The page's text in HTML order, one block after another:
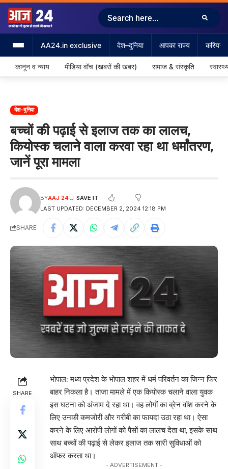
AA24.in exclusive देश–दुनिया आपका राज्य करियर
कानून व न्याय मीडिया वॉच (खबरों की खबर) समाज & संस्कृति
देश–दुनिया
बच्चों की पढ़ाई से इलाज तक का लालच,
कियोस्क चलाने वाला करवा रहा था धर्मांतरण,
जानें पूरा मामला
LAST UPDATED: DECEMBER 2, 2024 12:18 PM
BYAAJ 24
SHARE
SHARE
भोपाल: मध्य प्रदेश के भोपाल शहर में धर्म परिवर्तन का जिन्न फिर
बाहर निकला है। ताजा मामले में एक कियोस्क चलाने वाला युवक
इस घटना को अंजाम दे रहा था। वह लोगों का ब्रेन वॉश करने के
लिए उनकी कमजोरी और गरीबी का फायदा उठा रहा था। ऐसा
करने के लिए आरोपी लोगों को पैसों का लालच देता था, इसके साथ
साथ बच्चों की पढ़ाई से लेकर इलाज तक सारी सुविधाओं को
ऑफर करता था।
- ADVERTISEMENT -